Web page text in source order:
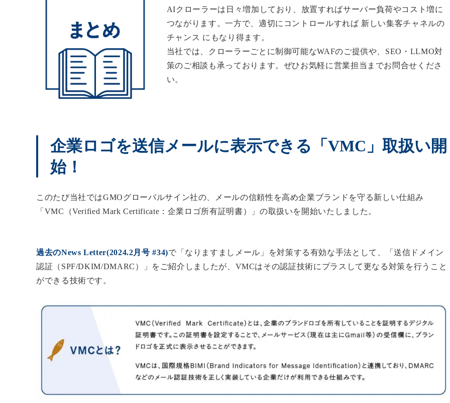
AIクローラーは日々増加しており、放置すればサーバー負荷やコスト増に
つながります。一方で、適切にコントロールすれば 新しい集客チャネルの
チャンス にもなり得ます。
当社では、クローラーごとに制御可能なWAFのご提供や、SEO・LLMO対
策のご相談も承っております。ぜひお気軽に営業担当までお問合せくださ
い。
企業ロゴを送信メールに表示できる「VMC」取扱い開
始！
このたび当社ではGMOグローバルサイン社の、メールの信頼性を高め企業ブランドを守る新しい仕組み
「VMC（Verified Mark Certificate：企業ロゴ所有証明書）」の取扱いを開始いたしました。
過去のNews Letter(2024.2月号 #34)で「なりますましメール」を対策する有効な手法として、「送信ドメイン
認証（SPF/DKIM/DMARC）」をご紹介しましたが、VMCはその認証技術にプラスして更なる対策を行うこと
ができる技術です。